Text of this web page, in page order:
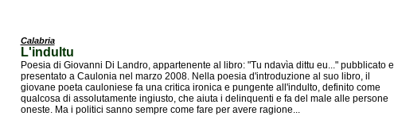
Calabria
L'indultu
Poesia di Giovanni Di Landro, appartenente al libro: "Tu ndavìa dittu eu..." pubblicato e
presentato a Caulonia nel marzo 2008. Nella poesia d'introduzione al suo libro, il
giovane poeta cauloniese fa una critica ironica e pungente all'indulto, definito come
qualcosa di assolutamente ingiusto, che aiuta i delinquenti e fa del male alle persone
oneste. Ma i politici sanno sempre come fare per avere ragione...